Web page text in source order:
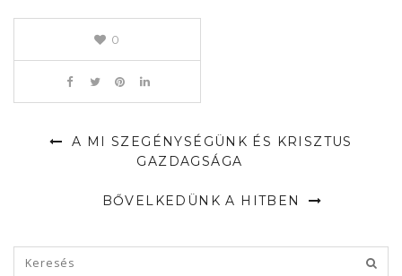
0
A MI SZEGÉNYSÉGÜNK ÉS KRISZTUS
GAZDAGSÁGA
BŐVELKEDÜNK A HITBEN